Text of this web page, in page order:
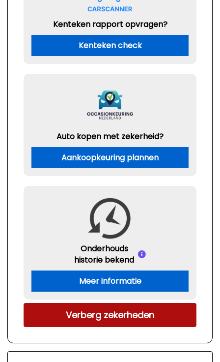
Kenteken rapport opvragen?
Kenteken check
Auto kopen met zekerheid?
Aankoopkeuring plannen
Onderhouds
historie bekend
Meer informatie
Verberg zekerheden